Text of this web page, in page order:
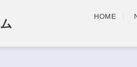
HOME